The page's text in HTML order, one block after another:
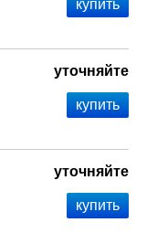
уточняйте
уточняйте